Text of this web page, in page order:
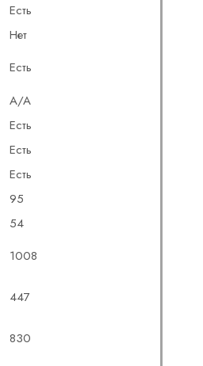
Есть
Нет
Есть
A/A
Есть
Есть
Есть
95
54
1008
447
830